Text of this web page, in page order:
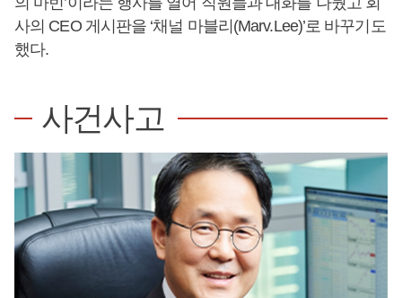
사의 CEO 게시판을 ‘채널 마블리(Marv.Lee)’로 바꾸기도
했다.
사건사고